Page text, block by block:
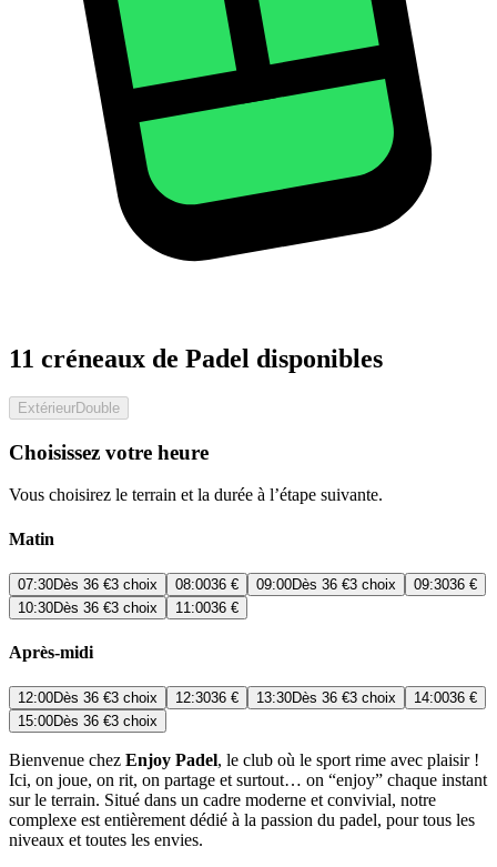
11 créneaux de Padel disponibles
ExtérieurDouble
Choisissez votre heure
Vous choisirez le terrain et la durée à l’étape suivante.
Matin
07:30Dès 36 €3 choix 08:0036 € 09:00Dès 36 €3 choix 09:3036 €
10:30Dès 36 €3 choix 11:0036 €
Après-midi
12:00Dès 36 €3 choix 12:3036 € 13:30Dès 36 €3 choix 14:0036 €
15:00Dès 36 €3 choix
Bienvenue chez Enjoy Padel, le club où le sport rime avec plaisir !
Ici, on joue, on rit, on partage et surtout… on “enjoy” chaque instant
sur le terrain. Situé dans un cadre moderne et convivial, notre
complexe est entièrement dédié à la passion du padel, pour tous les
niveaux et toutes les envies.